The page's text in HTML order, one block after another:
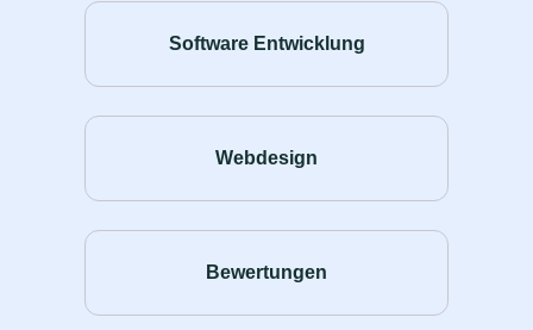
Software Entwicklung
Webdesign
Bewertungen